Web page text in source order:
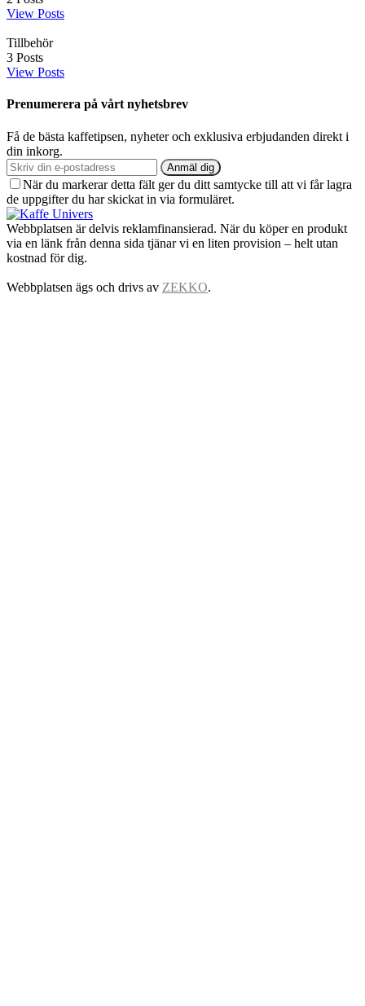
View Posts
Tillbehör
3 Posts
View Posts
Prenumerera på vårt nyhetsbrev
Få de bästa kaffetipsen, nyheter och exklusiva erbjudanden direkt i
din inkorg.
Anmäl dig
När du markerar detta fält ger du ditt samtycke till att vi får lagra
de uppgifter du har skickat in via formuläret.
Webbplatsen är delvis reklamfinansierad. När du köper en produkt
via en länk från denna sida tjänar vi en liten provision – helt utan
kostnad för dig.
Webbplatsen ägs och drivs av ZEKKO.